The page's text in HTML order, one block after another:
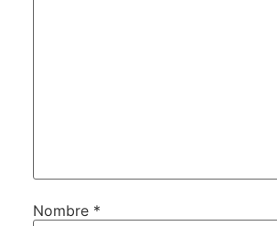
Nombre *